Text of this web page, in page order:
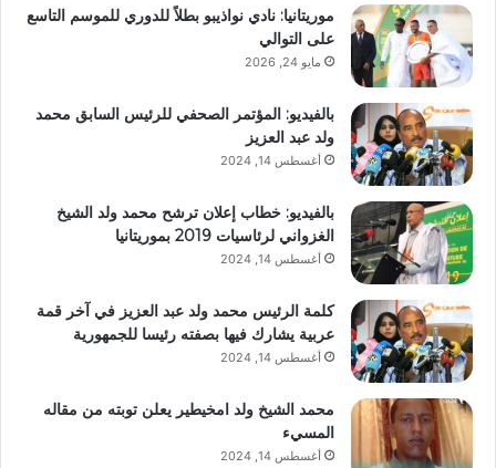
موريتانيا: نادي نواذيبو بطلاً للدوري للموسم التاسع
على التوالي
مايو 24, 2026
بالفيديو: المؤتمر الصحفي للرئيس السابق محمد
ولد عبد العزيز
أغسطس 14, 2024
بالفيديو: خطاب إعلان ترشح محمد ولد الشيخ
الغزواني لرئاسيات 2019 بموريتانيا
أغسطس 14, 2024
كلمة الرئيس محمد ولد عبد العزيز في آخر قمة
عربية يشارك فيها بصفته رئيسا للجمهورية
أغسطس 14, 2024
محمد الشيخ ولد امخيطير يعلن توبته من مقاله
المسيء
أغسطس 14, 2024